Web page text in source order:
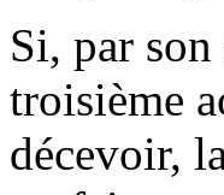
Si, par
troisième
décevoir,